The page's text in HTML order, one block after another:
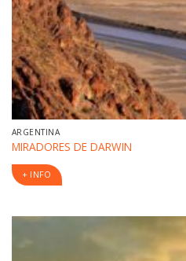
ARGENTINA
MIRADORES DE DARWIN
+ INFO